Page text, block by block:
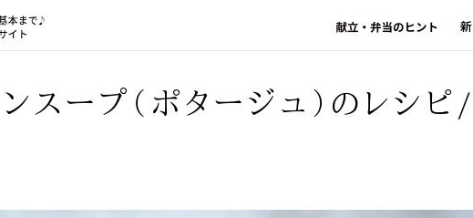
スープ（ポタージュ）のレシピ/